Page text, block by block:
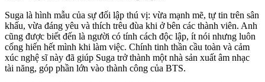
Suga là hình mẫu của sự đối lập thú vị: vừa mạnh mẽ, tự tin trên sân
khấu, vừa đáng yêu và thích trêu đùa khi ở bên các thành viên. Anh
cũng được biết đến là người có tính cách độc lập, ít nói nhưng luôn
cống hiến hết mình khi làm việc. Chính tinh thần cầu toàn và cảm
xúc nghệ sĩ này đã giúp Suga trở thành một nhà sản xuất âm nhạc
tài năng, góp phần lớn vào thành công của BTS.